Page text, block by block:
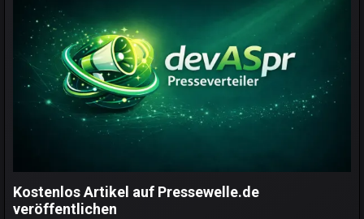
Kostenlos Artikel auf Pressewelle.de
veröffentlichen